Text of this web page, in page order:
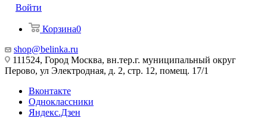
Войти
Корзина0
shop@belinka.ru
111524, Город Москва, вн.тер.г. муниципальный округ
Перово, ул Электродная, д. 2, стр. 12, помещ. 17/1
Вконтакте
Одноклассники
Яндекс.Дзен